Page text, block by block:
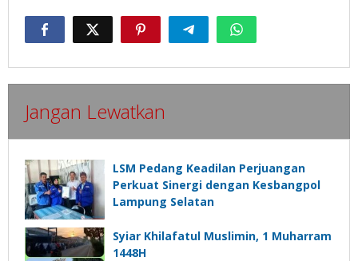
Jangan Lewatkan
LSM Pedang Keadilan Perjuangan
Perkuat Sinergi dengan Kesbangpol
Lampung Selatan
Syiar Khilafatul Muslimin, 1 Muharram
1448H